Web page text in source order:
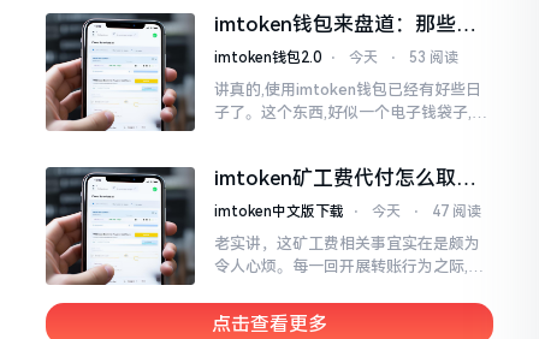
据助记词来生成的,通俗讲
imtoken钱包来盘道：那些踩
过的坑和保命招
imtoken钱包2.0 ⋅ 今天 ⋅ 53 阅读
讲真的,使用imtoken钱包已经有好些日
子了。这个东西,好似一个电子钱袋子,里
却提心吊胆、神经紧绷。
imtoken矿工费代付怎么取
消？老手教你几招
imtoken中文版下载 ⋅ 今天 ⋅ 47 阅读
老实讲，这矿工费相关事宜实在是颇为
令人心烦。每一回开展转账行为之际,就
得紧接着的下一秒会扣掉多少手续费。
时隔多年
点击查看更多